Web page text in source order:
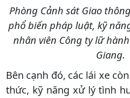
Phòng Cảnh sát Giao
phổ biến pháp luật, kỹ
nhân viên Công ty lữ
Giang.
Bên cạnh đó, các lái xe
thức, kỹ năng xử lý tình